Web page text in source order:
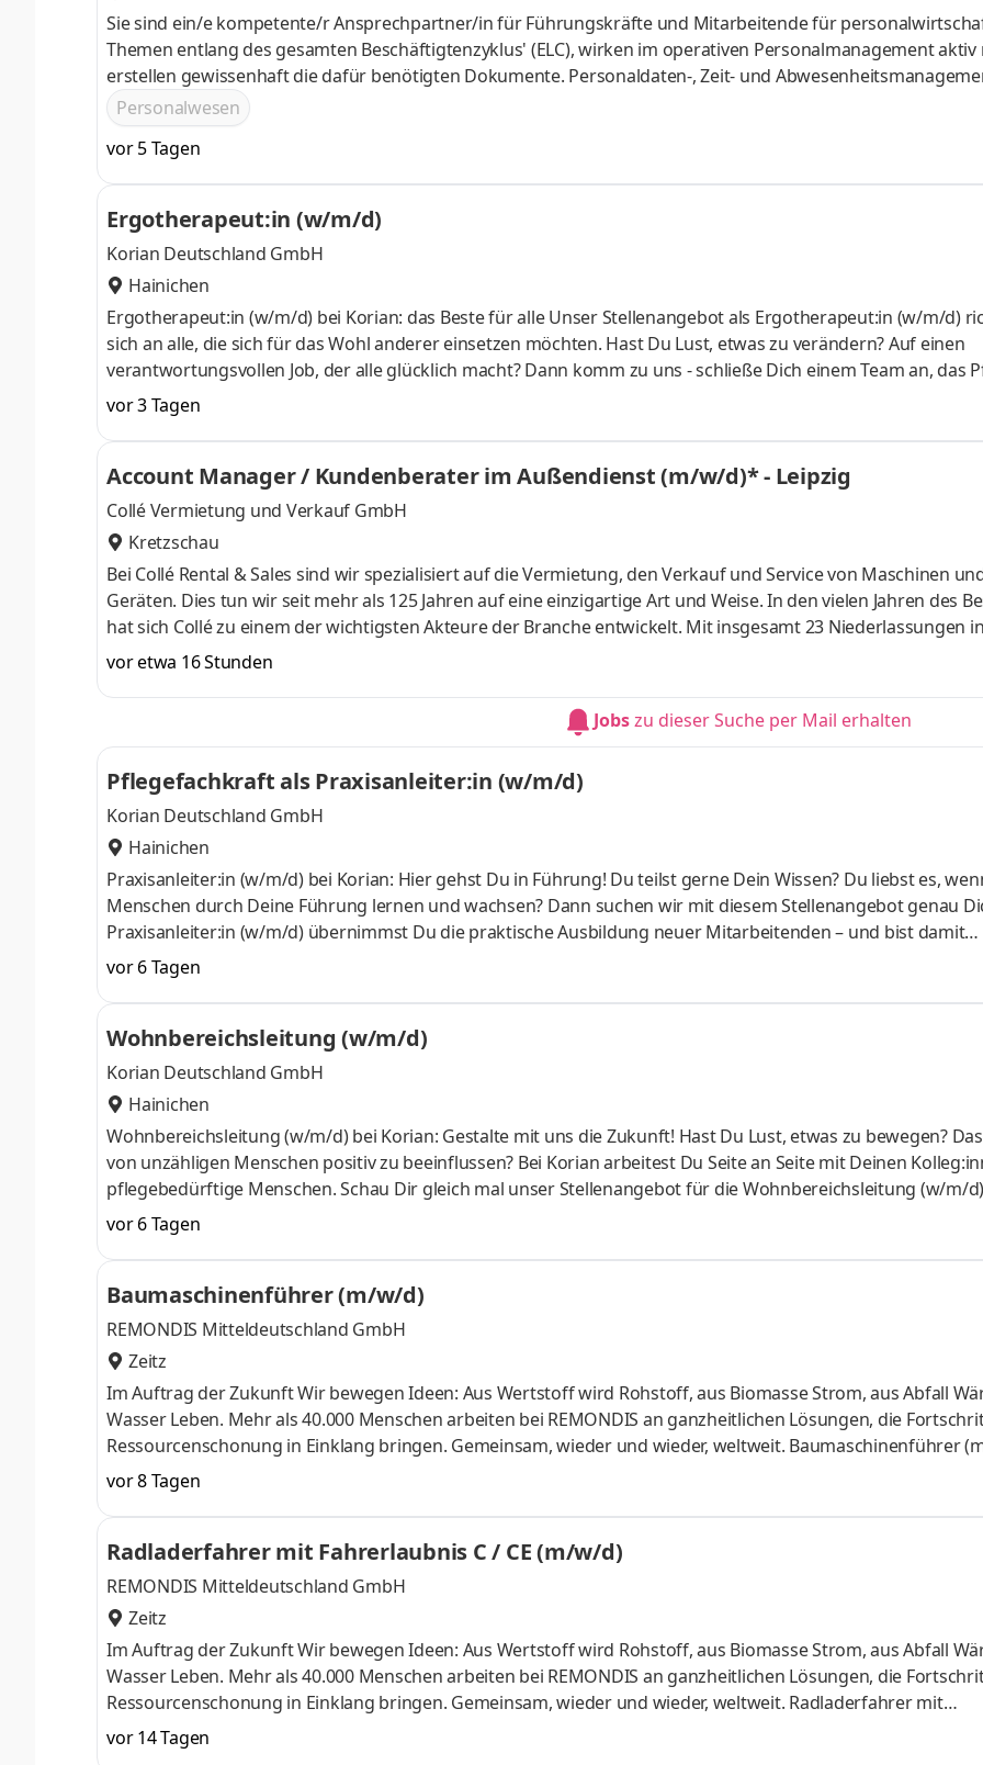
Sie sind ein/e kompetente/r Ansprechpartner/in für Führungskräfte und Mitarbeitende für
Themen entlang des gesamten Beschäftigtenzyklus' (ELC), wirken im operativen Personalmanagement
erstellen gewissenhaft die dafür benötigten Dokumente. Personaldaten-, Zeit- und
begleiten die noch ganz frische Einführung unserer Personalmanagementsoftware (rexx systems) und haben
hierdurch die Möglichkeit, die Prozesse gemeinschaftlich neu zu definieren
Personalwesen
vor 5 Tagen
Ergotherapeut:in (w/m/d)
Korian Deutschland GmbH
Hainichen
Ergotherapeut:in (w/m/d) bei Korian: das Beste für alle Unser Stellenangebot als Ergotherapeut:in (w/m/d)
sich an alle, die sich für das Wohl anderer einsetzen möchten. Hast Du Lust, etwas zu verändern? Auf einen
verantwortungsvollen Job, der alle glücklich macht? Dann komm zu uns - schließe Dich einem Team an, das
liebt und lebt. „Jeden in Zeiten der Verletzlichkeit in seiner Einzigartigkeit achten.“ Das ist die zentrale
rund 22.000 Mitarbeiter:innen der Korian Deutschland GmbH täglich nachgehen. Verbunden durch
Werte – Vertrauen, Initiative und Verantwortung – stehen wir fest an der Seite unserer Pflegebedürftigen
auf ihre individuellen
vor 3 Tagen
Account Manager / Kundenberater im Außendienst (m/w/d)* - Leipzig
Collé Vermietung und Verkauf GmbH
Kretzschau
Bei Collé Rental & Sales sind wir spezialisiert auf die Vermietung, den Verkauf und Service von Maschinen
Geräten. Dies tun wir seit mehr als 125 Jahren auf eine einzigartige Art und Weise. In den vielen Jahren des
hat sich Collé zu einem der wichtigsten Akteure der Branche entwickelt. Mit insgesamt 23 Niederlassungen
Benelux-Ländern, Deutschland und Dänemark und über 1000 Mitarbeitern bedienen wir weltweit unsere
Maschinen und Fahrzeuge Neukunden- und Projektakquise Bestandskundenbetreuung Preiskalkulationen
vor etwa 16 Stunden
Jobszu dieser Suche per Mail erhalten
Pflegefachkraft als Praxisanleiter:in (w/m/d)
Korian Deutschland GmbH
Hainichen
Praxisanleiter:in (w/m/d) bei Korian: Hier gehst Du in Führung! Du teilst gerne Dein Wissen? Du liebst es,
Menschen durch Deine Führung lernen und wachsen? Dann suchen wir mit diesem Stellenangebot genau
Praxisanleiter:in (w/m/d) übernimmst Du die praktische Ausbildung neuer Mitarbeitenden – und bist damit
Wegbereiter:in, Mentor:in und vieles mehr. Hast Du Lust, Aufgaben als Praxisanleitung (w/m/d) zu
etwas bewegen? Möchtest Du Gutes für Menschen tun, die uns anvertraut werden? Als Praxisanleiter:in (w/
Du da – für unsere Bewohner:innen und Mitarbeiter:innen. Für alle, die uns am Herzen liegen. Das bringst
Job als Praxisanleitung (w/m
vor 6 Tagen
Wohnbereichsleitung (w/m/d)
Korian Deutschland GmbH
Hainichen
Wohnbereichsleitung (w/m/d) bei Korian: Gestalte mit uns die Zukunft! Hast Du Lust, etwas zu bewegen?
von unzähligen Menschen positiv zu beeinflussen? Bei Korian arbeitest Du Seite an Seite mit Deinen
pflegebedürftige Menschen. Schau Dir gleich mal unser Stellenangebot für die Wohnbereichsleitung (w/m/
Als Wohnbereichsleiter:in (w/m/d) bei Korian übernimmst Du Verantwortung – und tust Gutes. Das bringst
Wohnbereichsleiter:in (w/m/d) mit Wir schreiben keine WBL-Stellenangebote für irgendjemanden. Wir suchen
nach Menschen, die alles für den Job als Wohnbereichsleiter:in (w/m/d) mitbringen. Nach Menschen, die das
unserer Bewohner:innen
vor 6 Tagen
Baumaschinenführer (m/w/d)
REMONDIS Mitteldeutschland GmbH
Zeitz
Im Auftrag der Zukunft Wir bewegen Ideen: Aus Wertstoff wird Rohstoff, aus Biomasse Strom, aus Abfall
Wasser Leben. Mehr als 40.000 Menschen arbeiten bei REMONDIS an ganzheitlichen Lösungen, die
Ressourcenschonung in Einklang bringen. Gemeinsam, wieder und wieder, weltweit. Baumaschinenführer
Niederlassung Weißenfels Stellen-Nr.: 182744 Aufgaben Sie sind für die ordnungsgemäße Annahme,
Trennung von verschiedenen Materialien zuständig Dafür transportieren Sie die Materialien mit dem
sorgen für die ordnungsgemäße Beladung von Anlagen, Containern und LKW´s Von der Pflege über
Wartungsarbeiten bis hin zu Kleinstreparaturen – zuverläs
vor 8 Tagen
Radladerfahrer mit Fahrerlaubnis C / CE (m/w/d)
REMONDIS Mitteldeutschland GmbH
Zeitz
Im Auftrag der Zukunft Wir bewegen Ideen: Aus Wertstoff wird Rohstoff, aus Biomasse Strom, aus Abfall
Wasser Leben. Mehr als 40.000 Menschen arbeiten bei REMONDIS an ganzheitlichen Lösungen, die
Ressourcenschonung in Einklang bringen. Gemeinsam, wieder und wieder, weltweit. Radladerfahrer mit
Fahrerlaubnis C / CE (m/w/d) Niederlassung Zeitz Stellen-Nr.: 181148 Aufgaben Sie sind für die
Annahme, Sortierung und Trennung von verschiedenen Materialien zuständig Dafür transportieren Sie die
vor 14 Tagen